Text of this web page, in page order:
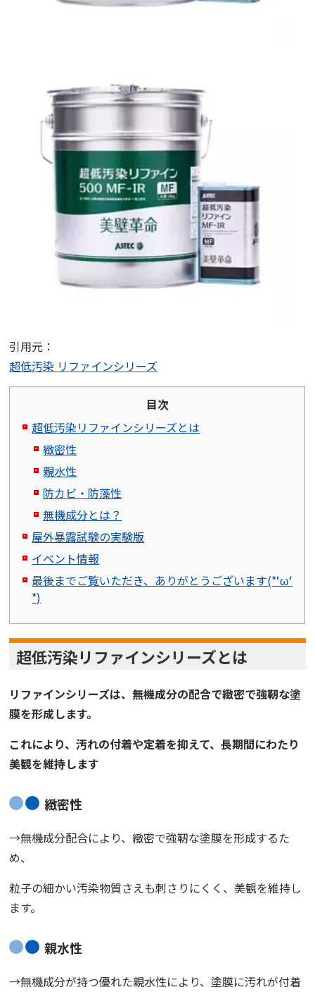
引用元：
超低汚染 リファインシリーズ
目次
超低汚染リファインシリーズとは
緻密性
親水性
防カビ・防藻性
無機成分とは？
屋外暴露試験の実験版
イベント情報
最後までご覧いただき、ありがとうございます(*‘ω‘
*)
超低汚染リファインシリーズとは
リファインシリーズは、無機成分の配合で緻密で強靭な塗
膜を形成します。
これにより、汚れの付着や定着を抑えて、長期間にわたり
美観を維持します
緻密性
→無機成分配合により、緻密で強靭な塗膜を形成するた
め、
粒子の細かい汚染物質さえも刺さりにくく、美観を維持し
ます。
親水性
→無機成分が持つ優れた親水性により、塗膜に汚れが付着